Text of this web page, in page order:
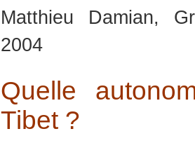
Matthieu Damian,
2004
Quelle
Tibet ?